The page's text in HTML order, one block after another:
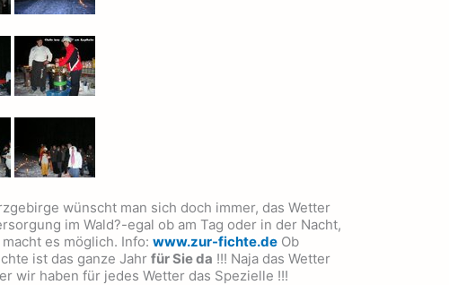
wünscht man sich doch immer, das Wetter
im Wald?-egal ob am Tag oder in der Nacht,
es möglich. Info: www.zur-fichte.de Ob
ist das ganze Jahr für Sie da !!! Naja das Wetter
wir haben für jedes Wetter das Spezielle !!!